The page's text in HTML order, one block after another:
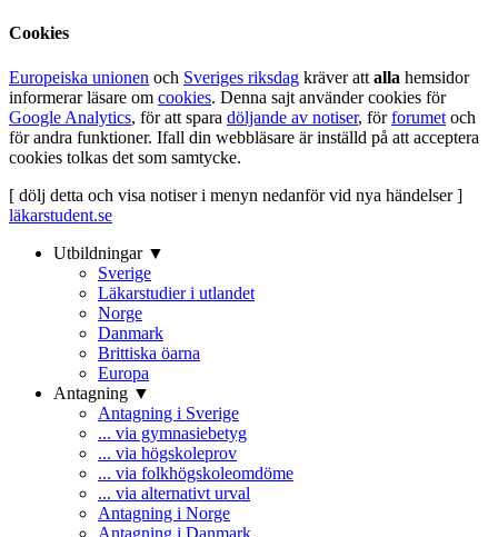
Cookies
Europeiska unionen och Sveriges riksdag kräver att alla hemsidor
informerar läsare om cookies. Denna sajt använder cookies för
Google Analytics, för att spara döljande av notiser, förforumet och
för andra funktioner. Ifall din webbläsare är inställd på att acceptera
cookies tolkas det som samtycke.
[ dölj detta och visa notiser i menyn nedanför vid nya händelser ]
läkarstudent.se
Utbildningar ▼
Sverige
Läkarstudier i utlandet
Norge
Danmark
Brittiska öarna
Europa
Antagning ▼
Antagning i Sverige
... via gymnasiebetyg
... via högskoleprov
... via folkhögskoleomdöme
... via alternativt urval
Antagning i Norge
Antagning i Danmark